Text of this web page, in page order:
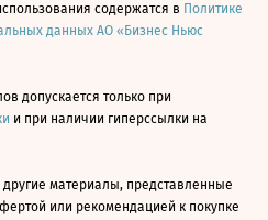
содержатся в Политике
данных АО «Бизнес Ньюс
допускается только при
и при наличии гиперссылки на
материалы, представленные
или рекомендацией к покупке